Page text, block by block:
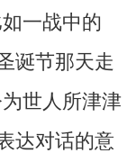
一战中的
诞节那天走
世人所津津
达对话的意